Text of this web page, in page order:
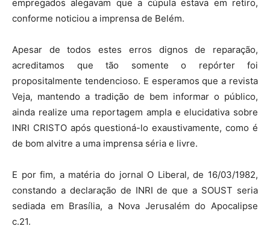
empregados alegavam que a cúpula estava em retiro,
conforme noticiou a imprensa de Belém.
Apesar de todos estes erros dignos de reparação,
acreditamos que tão somente o repórter foi
propositalmente tendencioso. E esperamos que a revista
Veja, mantendo a tradição de bem informar o público,
ainda realize uma reportagem ampla e elucidativa sobre
INRI CRISTO após questioná-lo exaustivamente, como é
de bom alvitre a uma imprensa séria e livre.
E por fim, a matéria do jornal O Liberal, de 16/03/1982,
constando a declaração de INRI de que a SOUST seria
sediada em Brasília, a Nova Jerusalém do Apocalipse
c.21.